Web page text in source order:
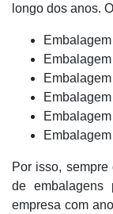
longo dos anos.
Por isso,
de embalagens
empresa com